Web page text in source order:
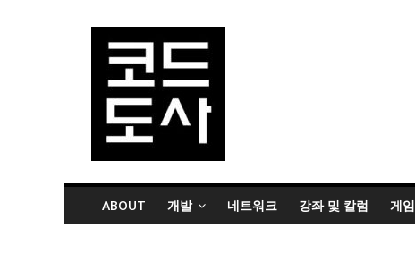
ABOUT 개발 네트워크 강좌 및 칼럼 게임